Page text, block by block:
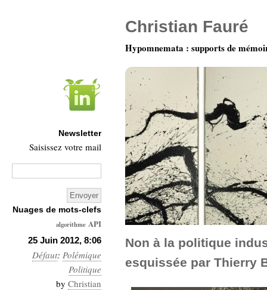
25 Juin 2012, 8:06
Défaut: Polémique
Politique
by Christian
Non à la politique
esquissée par Thierry
Christian Fauré
Hypomnemata : supports de
Newsletter
Saisissez votre mail
Nuages de mots-clefs
algorithme API
Architecture
Ars-
Industrialis